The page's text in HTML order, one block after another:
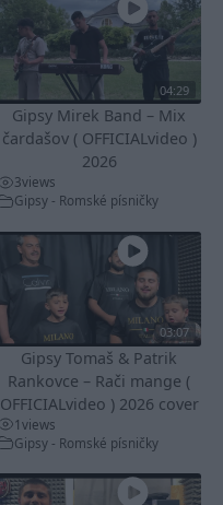
04:29
Gipsy Mirek Band – Mix
čardašov ( OFFICIALvideo )
2026
3views
Gipsy - Romské písničky
03:07
Gipsy Tomaš & Patrik
Rankovce – Rači mange (
OFFICIALvideo ) 2026 cover
1views
Gipsy - Romské písničky